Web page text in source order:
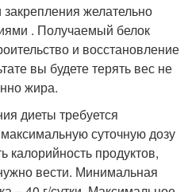
желательно
. Получаемый белок
и восстановление
вы будете терять вес не
жира.
диеты требуется
суточную дозу
калорийность продуктов,
вести. Минимальная